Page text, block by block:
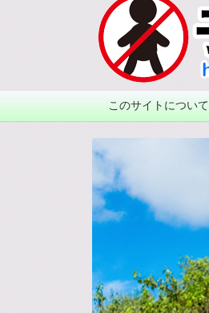
このサイトについて